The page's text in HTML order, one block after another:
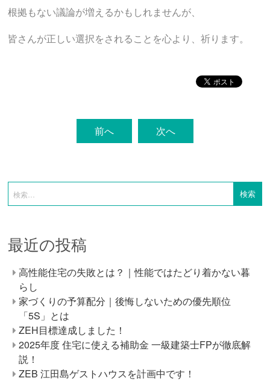
根拠もない議論が増えるかもしれませんが、
皆さんが正しい選択をされることを心より、祈ります。
前へ 次へ
最近の投稿
高性能住宅の失敗とは？｜性能ではたどり着かない暮
らし
家づくりの予算配分｜後悔しないための優先順位
「5S」とは
ZEH目標達成しました！
2025年度 住宅に使える補助金 一級建築士FPが徹底解
説！
ZEB 江田島ゲストハウスを計画中です！